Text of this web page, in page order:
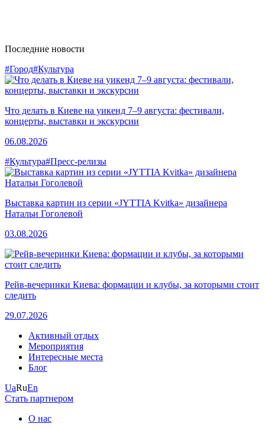
Последние новости
#Город#Культура
Что делать в Киеве на уикенд 7–9 августа: фестивали,
концерты, выставки и экскурсии
06.08.2026
#Культура#Пресс-релизы
Выставка картин из серии «JYTTIA Kvitka» дизайнера
Натальи Гоголевой
03.08.2026
Рейв-вечеринки Киева: формации и клубы, за которыми стоит
следить
29.07.2026
Активный отдых
Мероприятия
Интересные места
Блог
UaRuEn
Стать партнером
О нас